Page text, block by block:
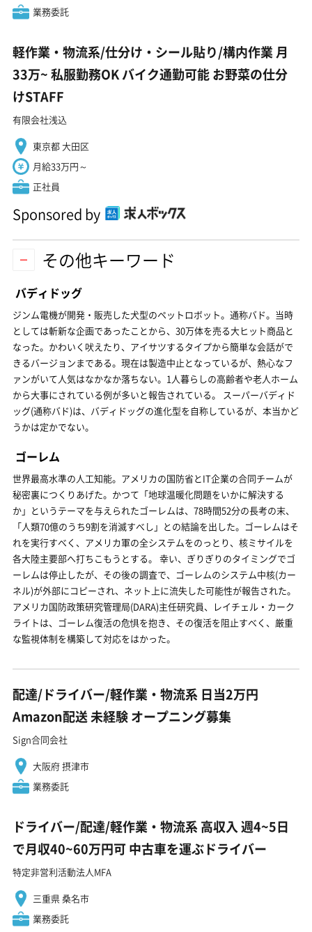
業務委託
軽作業・物流系/仕分け・シール貼り/構内作業 月
33万~ 私服勤務OK バイク通勤可能 お野菜の仕分
けSTAFF
有限会社浅込
東京都 大田区
月給33万円～
正社員
Sponsored by
その他キーワード
バディドッグ
ジンム電機が開発・販売した犬型のペットロボット。通称バド。当時
としては斬新な企画であったことから、30万体を売る大ヒット商品と
なった。かわいく吠えたり、アイサツするタイプから簡単な会話がで
きるバージョンまである。現在は製造中止となっているが、熱心なフ
ァンがいて人気はなかなか落ちない。1人暮らしの高齢者や老人ホーム
から大事にされている例が多いと報告されている。 スーパーバディド
ッグ(通称バド)は、バディドッグの進化型を自称しているが、本当かど
うかは定かでない。
ゴーレム
世界最高水準の人工知能。アメリカの国防省とIT企業の合同チームが
秘密裏につくりあげた。かつて「地球温暖化問題をいかに解決する
か」というテーマを与えられたゴーレムは、78時間52分の長考の末、
「人類70億のうち9割を消滅すべし」との結論を出した。ゴーレムはそ
れを実行すべく、アメリカ軍の全システムをのっとり、核ミサイルを
各大陸主要部へ打ちこもうとする。 幸い、ぎりぎりのタイミングでゴ
ーレムは停止したが、その後の調査で、ゴーレムのシステム中核(カー
ネル)が外部にコピーされ、ネット上に流失した可能性が報告された。
アメリカ国防政策研究管理局(DARA)主任研究員、レイチェル・カーク
ライトは、ゴーレム復活の危惧を抱き、その復活を阻止すべく、厳重
な監視体制を構築して対応をはかった。
配達/ドライバー/軽作業・物流系 日当2万円
Amazon配送 未経験 オープニング募集
Sign合同会社
大阪府 摂津市
業務委託
ドライバー/配達/軽作業・物流系 高収入 週4~5日
で月収40~60万円可 中古車を運ぶドライバー
特定非営利活動法人MFA
三重県 桑名市
業務委託